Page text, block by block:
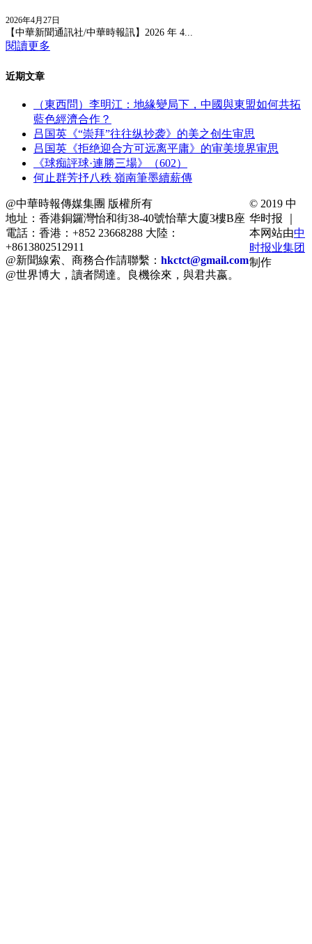
2026年4月27日
【中華新聞通訊社/中華時報訊】2026 年 4...
閱讀更多
近期文章
（東西問）李明江：地緣變局下，中國與東盟如何共拓
藍色經濟合作？
吕国英《“崇拜”往往纵抄袭》的美之创生审思
吕国英《拒绝迎合方可远离平庸》的审美境界审思
《球痴評球·連勝三場》（602）
何止群芳抒八秩 嶺南筆墨續薪傳
@中華時報傳媒集團 版權所有
地址：香港銅鑼灣怡和街38-40號怡華大廈3樓B座
電話：香港：+852 23668288 大陸：
+8613802512911
@新聞線索、商務合作請聯繫： hkctct@gmail.com
@世界博大，讀者闊達。良機徐來，與君共嬴。
© 2019 中
华时报 ｜
本网站由中
时报业集团
制作